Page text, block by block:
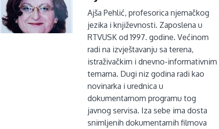
Ajša Pehlić, profesorica njemačkog
jezika i književnosti. Zaposlena u
RTVUSK od 1997. godine. Većinom
radi na izvještavanju sa terena,
istraživačkim i dnevno-informativnim
temama. Dugi niz godina radi kao
novinarka i urednica u
dokumentarnom programu tog
javnog servisa. Iza sebe ima dosta
snimljenih dokumentarnih filmova